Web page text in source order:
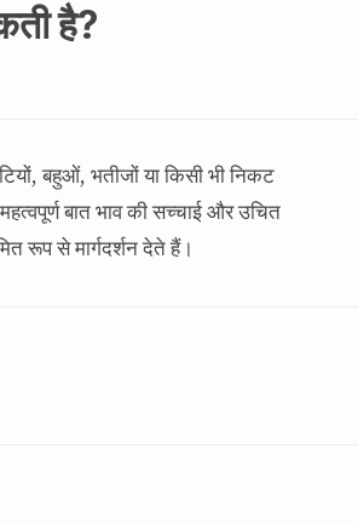
है?
बहुओं, भतीजों या किसी भी निकट
बात भाव की सच्चाई और उचित
रूप से मार्गदर्शन देते हैं।